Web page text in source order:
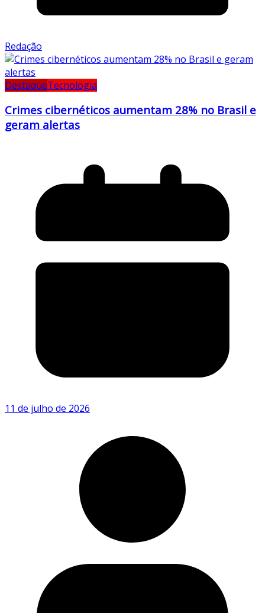
Redação
DestaqueTecnologia
Crimes cibernéticos aumentam 28% no Brasil e
geram alertas
11 de julho de 2026